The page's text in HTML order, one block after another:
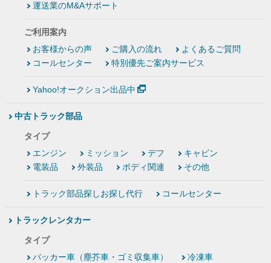
運送業のM&Aサポート
ご利用案内
お客様からの声
ご購入の流れ
よくあるご質問
コールセンター
特別優先ご案内サービス
Yahoo!オークション出品中
中古トラック部品
タイプ
エンジン
ミッション デフ
キャビン
電装品
外装品 ボディ関連 その他
トラック部品探しお探し代行 コールセンター
トラックレンタカー
タイプ
パッカー車（塵芥車・ゴミ収集車）
冷凍車